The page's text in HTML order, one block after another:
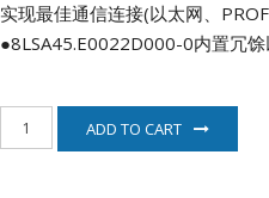
实现最佳通信连接(以太网、
●8LSA45.E0022D000-0内置冗
ADD TO CART